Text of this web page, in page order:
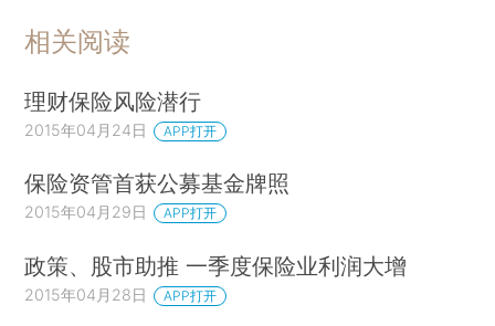
相关阅读
理财保险风险潜行
2015年04月24日 APP打开
保险资管首获公募基金牌照
2015年04月29日 APP打开
政策、股市助推 一季度保险业利润大增
2015年04月28日 APP打开